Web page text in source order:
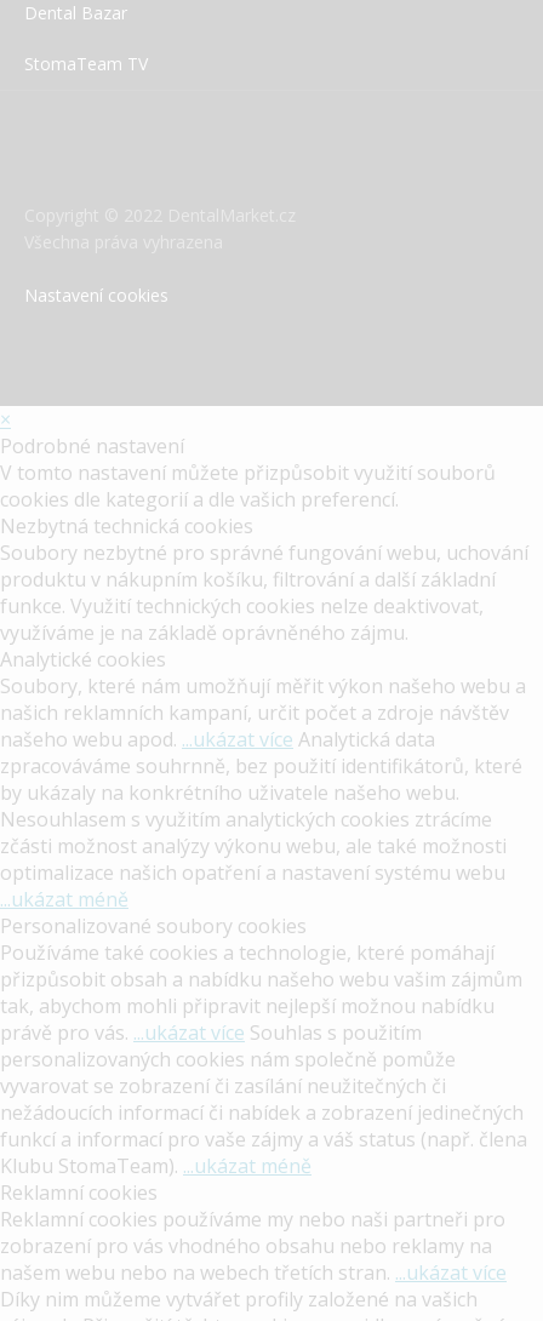
LIEHMANN – Speciální nabídky: duben – září
2026
Kerr – Vstupte do nové éry Zendodoncie
Dental Bazar
StomaTeam TV
Nastavení cookies
×
Podrobné nastavení
V tomto nastavení můžete přizpůsobit využití souborů
cookies dle kategorií a dle vašich preferencí.
Nezbytná technická cookies
Soubory nezbytné pro správné fungování webu, uchování
produktu v nákupním košíku, filtrování a další základní
funkce. Využití technických cookies nelze deaktivovat,
využíváme je na základě oprávněného zájmu.
Analytické cookies
Soubory, které nám umožňují měřit výkon našeho webu a
našich reklamních kampaní, určit počet a zdroje návštěv
našeho webu apod. ...ukázat více Analytická data
zpracováváme souhrnně, bez použití identifikátorů, které
by ukázaly na konkrétního uživatele našeho webu.
Nesouhlasem s využitím analytických cookies ztrácíme
zčásti možnost analýzy výkonu webu, ale také možnosti
optimalizace našich opatření a nastavení systému webu
...ukázat méně
Personalizované soubory cookies
Používáme také cookies a technologie, které pomáhají
přizpůsobit obsah a nabídku našeho webu vašim zájmům
tak, abychom mohli připravit nejlepší možnou nabídku
právě pro vás. ...ukázat více Souhlas s použitím
personalizovaných cookies nám společně pomůže
vyvarovat se zobrazení či zasílání neužitečných či
nežádoucích informací či nabídek a zobrazení jedinečných
funkcí a informací pro vaše zájmy a váš status (např. člena
Klubu StomaTeam). ...ukázat méně
Reklamní cookies
Reklamní cookies používáme my nebo naši partneři pro
zobrazení pro vás vhodného obsahu nebo reklamy na
našem webu nebo na webech třetích stran. ...ukázat více
Díky nim můžeme vytvářet profily založené na vašich